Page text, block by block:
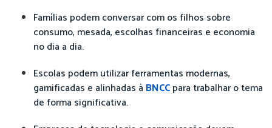
Famílias podem conversar com os filhos sobre
consumo, mesada, escolhas financeiras e economia
no dia a dia.
Escolas podem utilizar ferramentas modernas,
gamificadas e alinhadas à BNCCpara trabalhar o tema
de forma significativa.